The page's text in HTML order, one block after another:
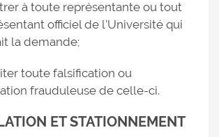
à toute représentante ou tout
officiel de l'Université qui
la demande;
toute falsification ou
frauduleuse de celle-ci.
ET STATIONNEMENT